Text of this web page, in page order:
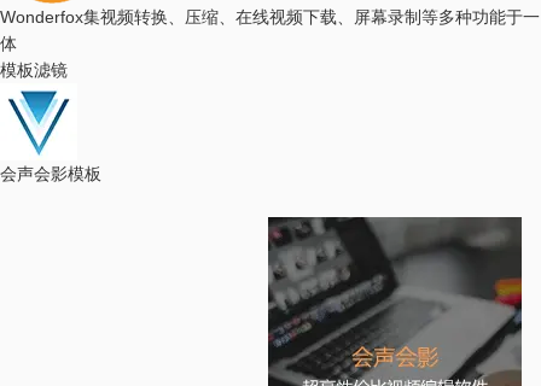
Wonderfox集视频转换、压缩、在线视频下载、屏幕录制等多种功能于一
体
模板滤镜
会声会影模板